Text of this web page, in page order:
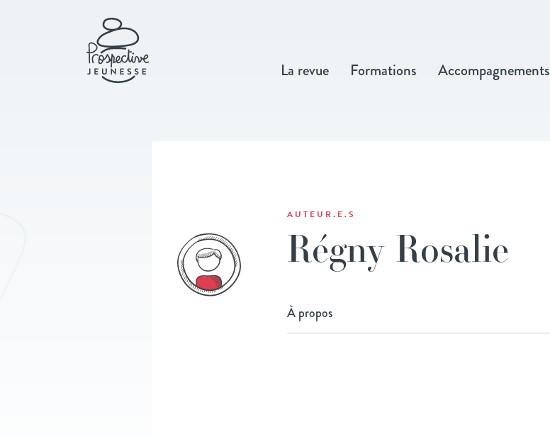
La revue Formations Accompagnements
AUTEUR.E.S
Régny Rosalie
À propos